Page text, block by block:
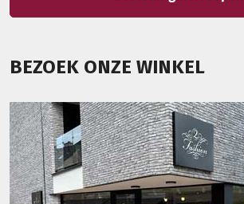
BEZOEK ONZE WINKEL